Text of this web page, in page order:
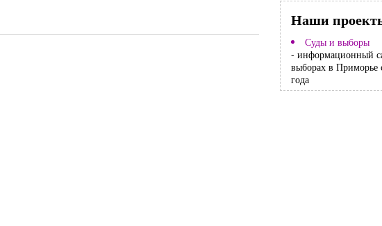
Наши
Суды и выборы
- информационный
выборах в Приморье
года